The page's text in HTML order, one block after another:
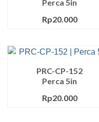
Perca 5in
Rp20.000
PRC-CP-152
Perca 5in
Rp20.000